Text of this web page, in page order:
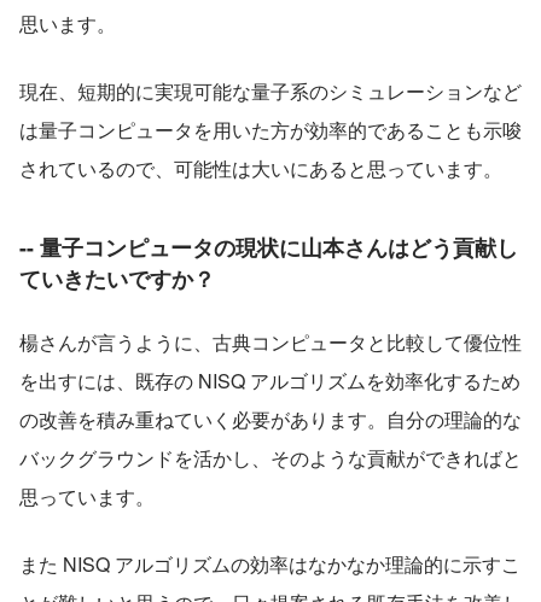
思います。
現在、短期的に実現可能な量子系のシミュレーションなど
は量子コンピュータを用いた方が効率的であることも示唆
されているので、可能性は大いにあると思っています。
-- 量子コンピュータの現状に山本さんはどう貢献し
ていきたいですか？
楊さんが言うように、古典コンピュータと比較して優位性
を出すには、既存の NISQ アルゴリズムを効率化するため
の改善を積み重ねていく必要があります。自分の理論的な
バックグラウンドを活かし、そのような貢献ができればと
思っています。
また NISQ アルゴリズムの効率はなかなか理論的に示すこ